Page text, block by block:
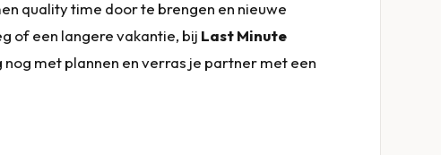
quality time door te brengen en nieuwe
of een langere vakantie, bij Last Minute
met plannen en verras je partner met een